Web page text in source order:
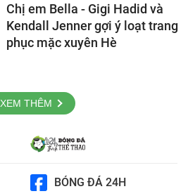
Chị em Bella - Gigi Hadid và
Kendall Jenner gợi ý loạt trang
phục mặc xuyên Hè
XEM THÊM
BÓNG ĐÁ 24H